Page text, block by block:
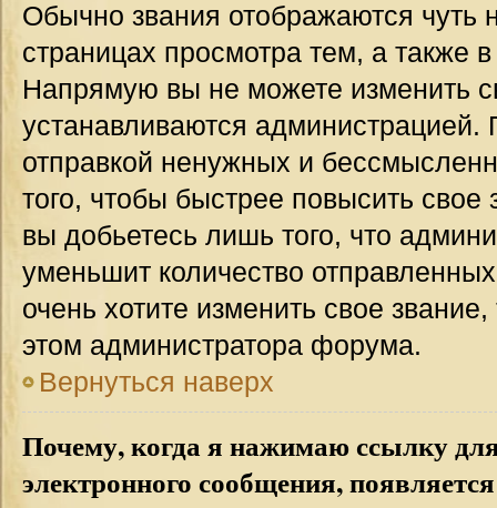
Обычно звания отображаются чуть
страницах просмотра тем, а также
Напрямую вы не можете изменить
устанавливаются администрацией.
отправкой ненужных и
того, чтобы быстрее повысить
вы добьетесь лишь того, что
уменьшит количество
очень хотите изменить свое
этом администратора форума.
Вернуться наверх
Почему, когда я нажимаю ссылку
электронного сообщения,